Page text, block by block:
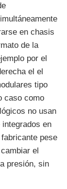
en chasis
de la
por el
el el
tipo
caso como
no usan
en
pese
el
presión, sin